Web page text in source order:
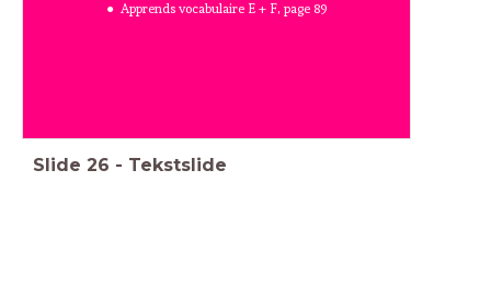
Apprends vocabulaire E + F, page 89
Slide 26 - Tekstslide